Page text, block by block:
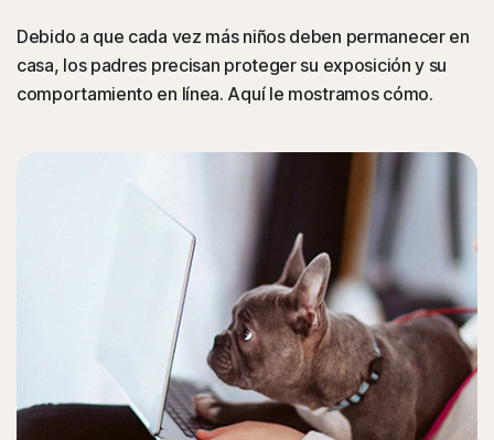
Iniciar sesión
Debido a que cada vez más niños deben permanecer en
casa, los padres precisan proteger su exposición y su
comportamiento en línea. Aquí le mostramos cómo.